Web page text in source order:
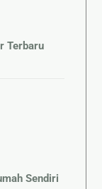
Terbaru
Sendiri